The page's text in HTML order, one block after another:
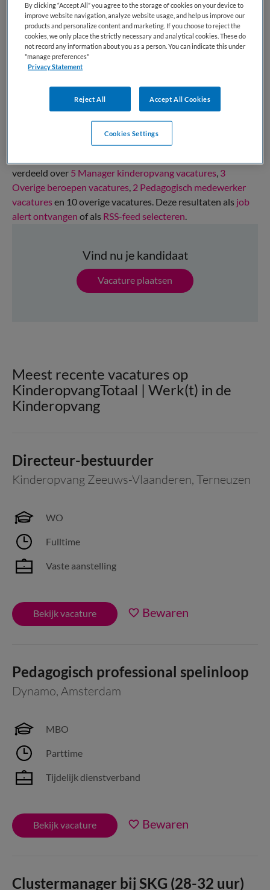
Overige beroepen (3)
Pedagogisch coach (1)
Pedagogisch medewerker
Vacatures kinderopvang
Op dit moment zijn er binnen Kinderopvang Totaal 13
verdeeld over 5 Manager kinderopvang vacatures, 3
Overige beroepen vacatures, 2 Pedagogisch medewerker
vacaturesen 10 overige vacatures. Deze resultaten als job
alert ontvangen of als RSS-feed selecteren.
Vind nu je kandidaat
Vacature plaatsen
Meest recente vacatures op
KinderopvangTotaal | Werk(t) in de
Kinderopvang
Directeur-bestuurder
Kinderopvang Zeeuws-Vlaanderen, Terneuzen
WO
Fulltime
Vaste aanstelling
Bekijk vacature Bewaren
Pedagogisch professional spelinloop
Dynamo, Amsterdam
MBO
Parttime
Tijdelijk dienstverband
Bekijk vacature Bewaren
Clustermanager bij SKG (28-32 uur)
By clicking “Accept All” you agree to the storage of cookies on your device to
improve website navigation, analyze website usage, and help us improve our
products and personalize content and marketing. If you choose to reject the
cookies, we only place the strictly necessary and analytical cookies. These do
not record any information about you as a person. You can indicate this under
"manage preferences"
Privacy Statement
Reject All Accept All Cookies
Cookies Settings